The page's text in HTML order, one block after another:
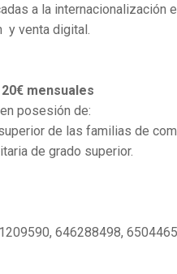
a la internacionalización
y venta digital.
mensuales
posesión de:
de las familias de
de grado superior.
646288498,